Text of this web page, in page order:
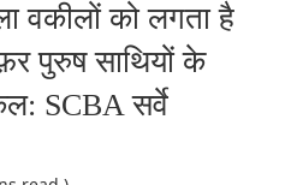
वकीलों को लगता है
पुरुष साथियों के
SCBA सर्वे